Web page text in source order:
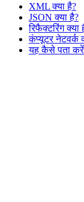
XML क्या है?
JSON क्या है?
रिफैक्टरिंग क्या
कंप्यूटर नेटवर्क
यह कैसे पता करें